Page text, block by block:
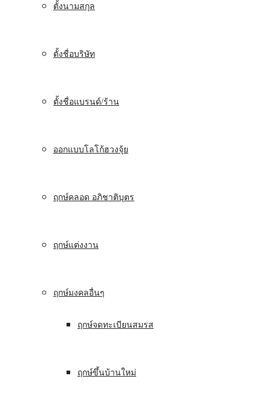
ตั้งนามสกุล
ตั้งชื่อบริษัท
ตั้งชื่อแบรนด์/ร้าน
ออกแบบโลโก้ฮวงจุ้ย
ฤกษ์คลอด อภิชาติบุตร
ฤกษ์แต่งงาน
ฤกษ์มงคลอื่นๆ
ฤกษ์จดทะเบียนสมรส
ฤกษ์ขึ้นบ้านใหม่